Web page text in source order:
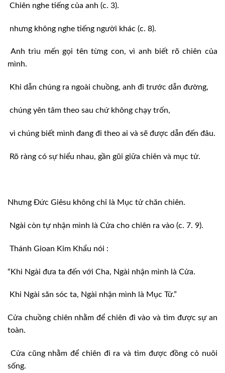
Chiên nghe tiếng của anh (c. 3).
nhưng không nghe tiếng người khác (c. 8).
Anh trìu mến gọi tên từng con, vì anh biết rõ chiên của
mình.
Khi dẫn chúng ra ngoài chuồng, anh đi trước dẫn đường,
chúng yên tâm theo sau chứ không chạy trốn,
vì chúng biết mình đang đi theo ai và sẽ được dẫn đến đâu.
Rõ ràng có sự hiểu nhau, gần gũi giữa chiên và mục tử.
Nhưng Đức Giêsu không chỉ là Mục tử chăn chiên.
Ngài còn tự nhận mình là Cửa cho chiên ra vào (c. 7. 9).
Thánh Gioan Kim Khẩu nói :
“Khi Ngài đưa ta đến với Cha, Ngài nhận mình là Cửa.
Khi Ngài săn sóc ta, Ngài nhận mình là Mục Tử.”
Cửa chuồng chiên nhằm để chiên đi vào và tìm được sự an
toàn.
Cửa cũng nhằm để chiên đi ra và tìm được đồng cỏ nuôi
sống.